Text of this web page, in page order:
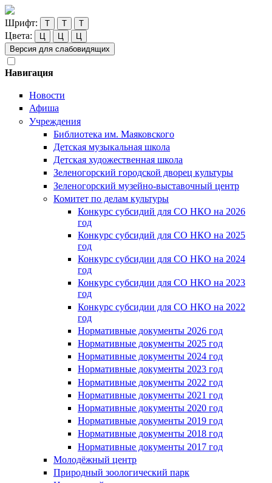
Шрифт: Т Т Т
Цвета: Ц Ц
Ц
Версия для слабовидящих
Навигация
Новости
Афиша
Учреждения
Библиотека им. Маяковского
Детская музыкальная школа
Детская художественная школа
Зеленогорский городской дворец культуры
Зеленогорский музейно-выставочный центр
Комитет по делам культуры
Конкурс субсидий для СО НКО на 2026
год
Конкурс субсидий для СО НКО на 2025
год
Конкурс субсидии для СО НКО на 2024
год
Конкурс субсидии для СО НКО на 2023
год
Конкурс субсидии для СО НКО на 2022
год
Нормативные документы 2026 год
Нормативные документы 2025 год
Нормативные документы 2024 год
Нормативные документы 2023 год
Нормативные документы 2022 год
Нормативные документы 2021 год
Нормативные документы 2020 год
Нормативные документы 2019 год
Нормативные документы 2018 год
Нормативные документы 2017 год
Молодёжный центр
Природный зоологический парк